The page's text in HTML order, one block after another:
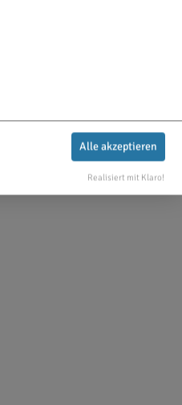
Alle akzeptieren
Realisiert mit Klaro!